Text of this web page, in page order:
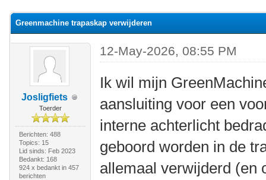
Greenmachine trapaskap verwijderen
Josligfiets
Toerder
Berichten: 488
Topics: 15
Lid sinds: Feb 2023
Bedankt: 168
924 x bedankt in 457
berichten
12-May-2026, 08:55 PM
Ik wil mijn
aansluiting voor een
interne achterlicht
geboord worden in de
allemaal verwijderd (en